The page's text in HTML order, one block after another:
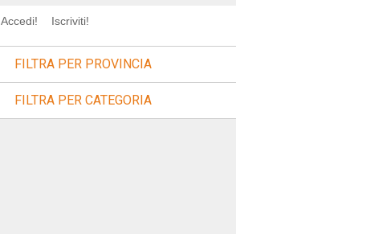
Accedi! Iscriviti!
FILTRA PER PROVINCIA
FILTRA PER CATEGORIA